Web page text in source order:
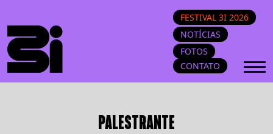
FESTIVAL 3I 2026
NOTÍCIAS
FOTOS
CONTATO
PALESTRANTE